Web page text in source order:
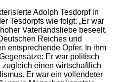
Adolph Tesdorpf in
Tesdorpfs wie folgt: „Er war
Vaterlandsliebe beseelt,
Reiches und
entsprechende Opfer. In ihm
Er war politisch
einen wirtschaftlich
Er war ein vollendeter